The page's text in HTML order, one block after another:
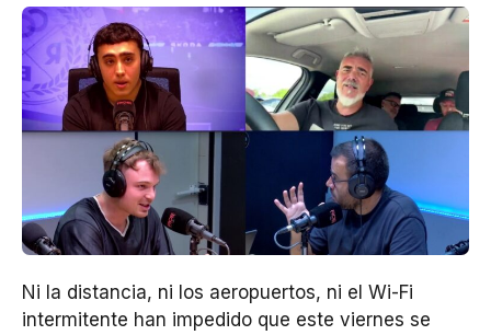
Ni la distancia, ni los aeropuertos, ni el Wi-Fi
intermitente han impedido que este viernes se